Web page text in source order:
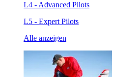
L4 - Advanced Pilots
L5 - Expert Pilots
Alle anzeigen